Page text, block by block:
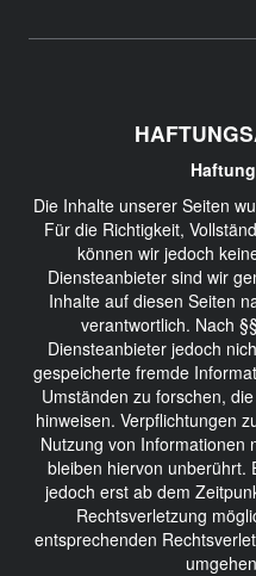
Die Inhalte unserer Seiten
Für die Richtigkeit,
können wir jedoch
Diensteanbieter sind wir
Inhalte auf diesen Seiten
verantwortlich. Nach
Diensteanbieter jedoch
gespeicherte fremde
Umständen zu forschen,
hinweisen. Verpflichtungen
Nutzung von Informationen
bleiben hiervon unberührt.
jedoch erst ab dem
Rechtsverletzung
entsprechenden